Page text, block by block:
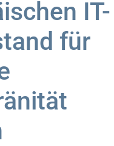
IT-
für